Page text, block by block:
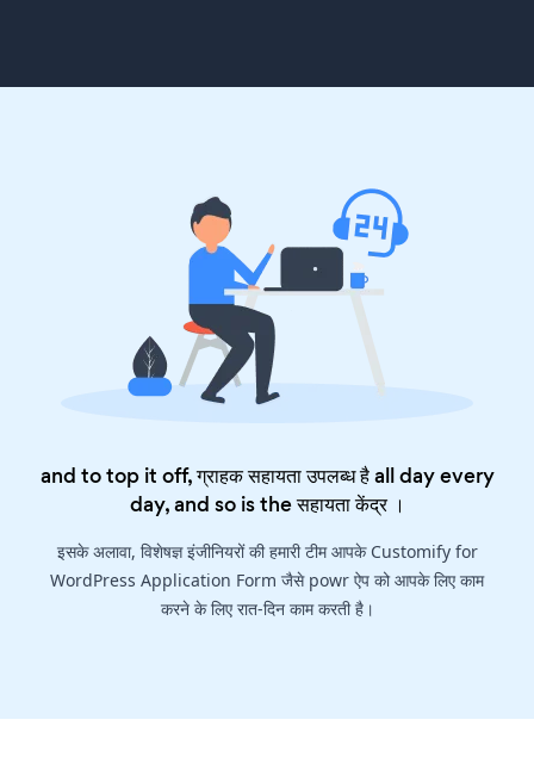
and to top it off, ग्राहक सहायता उपलब्ध है all day every
day, and so is theसहायता केंद्र।
इसके अलावा, विशेषज्ञ इंजीनियरों की हमारी टीम आपके Customify for
WordPress Application Form जैसे powr ऐप को आपके लिए काम
करने के लिए रात-दिन काम करती है।